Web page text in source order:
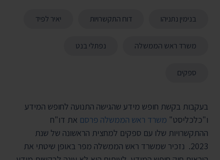
בנימין נתניהו דוח התקשרויות יאיר לפיד
משרד ראש הממשלה נפתלי בנט
ספקים
בעקבות בקשת חופש מידע שהגישה התנועה לחופש המידע
ו"כלכליסט" משרד ראש הממשלה פרסם את דו"ח
ההתקשרויות שלו עם ספקים למחצית הראשונה של שנת
2023. נזכיר שמשרד ראש הממשלה מפר באופן שיטתי את